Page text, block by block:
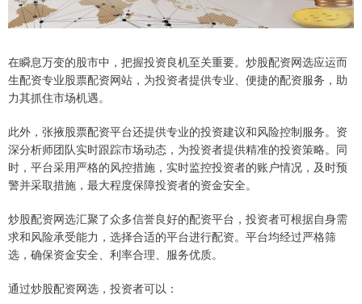
在瞬息万变的股市中，把握投资良机至关重要。炒股配资网选应运而
生配资专业股票配资网站，为投资者提供专业、便捷的配资服务，助
力其抓住市场机遇。
此外，张掖股票配资平台还提供专业的投资建议和风险控制服务。资
深分析师团队实时跟踪市场动态，为投资者提供精准的投资策略。同
时，平台采用严格的风控措施，实时监控投资者的账户情况，及时预
警并采取措施，最大程度保障投资者的资金安全。
炒股配资网选汇聚了众多信誉良好的配资平台，投资者可根据自身需
求和风险承受能力，选择合适的平台进行配资。平台均经过严格筛
选，确保资金安全、利率合理、服务优质。
通过炒股配资网选，投资者可以：